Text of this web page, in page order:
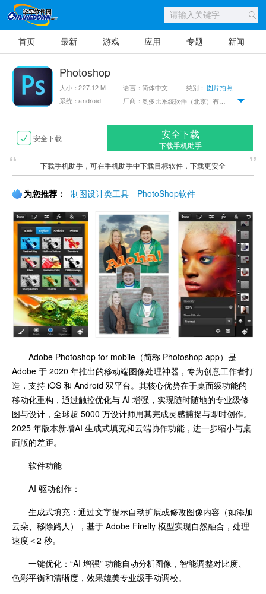
首页 最新 游戏 应用 专题 新闻
Photoshop
大小：227.12 M 语言：简体中文 类别：图片拍照
系统：android
厂商： 奥多比系统软件（北京）有限公司
安全下载 安全下载
下载手机助手
下载手机助手，可在手机助手中下载目标软件，下载更安全
为您推荐： 制图设计类工具 PhotoShop软件
Adobe Photoshop for mobile（简称 Photoshop app）是
Adobe 于 2020 年推出的移动端图像处理神器，专为创意工作者打
造，支持 iOS 和 Android 双平台。其核心优势在于桌面级功能的
移动化重构，通过触控优化与 AI 增强，实现随时随地的专业级修
图与设计，全球超 5000 万设计师用其完成灵感捕捉与即时创作。
2025 年版本新增AI 生成式填充和云端协作功能，进一步缩小与桌
面版的差距。
软件功能
AI 驱动创作：
生成式填充：通过文字提示自动扩展或修改图像内容（如添加
云朵、移除路人），基于 Adobe Firefly 模型实现自然融合，处理
速度＜2 秒。
一键优化：“AI 增强” 功能自动分析图像，智能调整对比度、
色彩平衡和清晰度，效果媲美专业级手动调校。